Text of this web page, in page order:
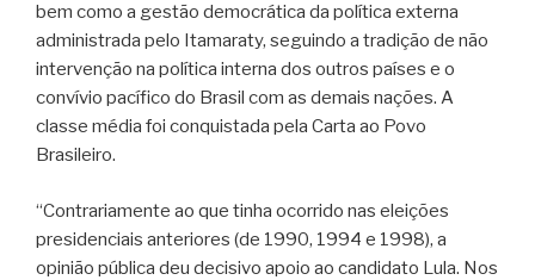
bem como a gestão democrática da política externa
administrada pelo Itamaraty, seguindo a tradição de não
intervenção na política interna dos outros países e o
convívio pacífico do Brasil com as demais nações. A
classe média foi conquistada pela Carta ao Povo
Brasileiro.
“Contrariamente ao que tinha ocorrido nas eleições
presidenciais anteriores (de 1990, 1994 e 1998), a
opinião pública deu decisivo apoio ao candidato Lula. Nos